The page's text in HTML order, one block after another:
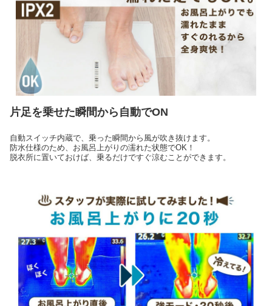
片足を乗せた瞬間から自動でON
自動スイッチ内蔵で、乗った瞬間から風が吹き抜けます。
防水仕様のため、お風呂上がりの濡れた状態でOK！
脱衣所に置いておけば、乗るだけですぐ涼むことができます。